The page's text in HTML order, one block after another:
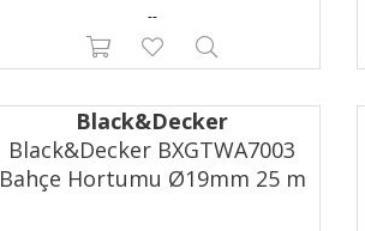
--
Black&Decker
Black&Decker BXGTWA7003
Bahçe Hortumu Ø19mm 25 m